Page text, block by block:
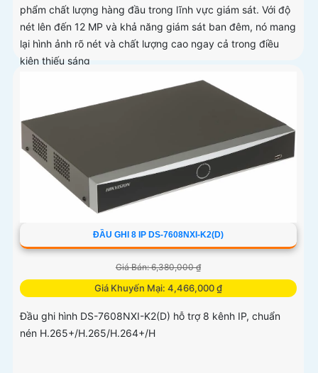
phẩm chất lượng hàng đầu trong lĩnh vực giám sát. Với độ
nét lên đến 12 MP và khả năng giám sát ban đêm, nó mang
lại hình ảnh rõ nét và chất lượng cao ngay cả trong điều
kiện thiếu sáng
ĐẦU GHI 8 IP DS-7608NXI-K2(D)
Giá Bán: 6,380,000 ₫
Giá Khuyến Mại: 4,466,000 ₫
Đầu ghi hình DS-7608NXI-K2(D) hỗ trợ 8 kênh IP, chuẩn
nén H.265+/H.265/H.264+/H